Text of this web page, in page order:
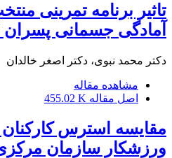
تاثیر برنامه تمرینی
آمادگی جسمانی پسران 17- 11 ساله
دکتر محمد نبوی، دکتر اصغر خالدان
مشاهده مقاله
اصل مقاله 455.02 K
مقایسه استرس کارکنان
ورزشکار سازمان